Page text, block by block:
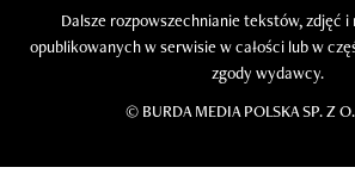
Dalsze rozpowszechnianie tekstów, zdjęć i
opublikowanych w serwisie w całości lub w
zgody wydawcy.
© BURDA MEDIA POLSKA SP. Z